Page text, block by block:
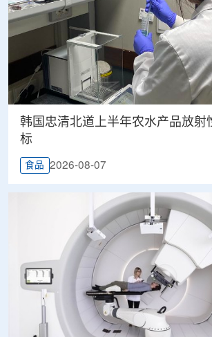
韩国忠清北道上半年农水产品放射
标
食品 2026-08-07